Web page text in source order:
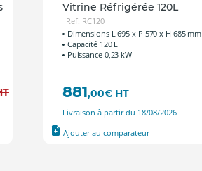
Vitrine Réfrigérée 120L
Ref: RC120
Dimensions L 695 x P 570 x H 685 mm
Capacité 120 L
Puissance 0,23 kW
881,00€ HT
Livraison à partir du 18/08/2026
Ajouter au comparateur